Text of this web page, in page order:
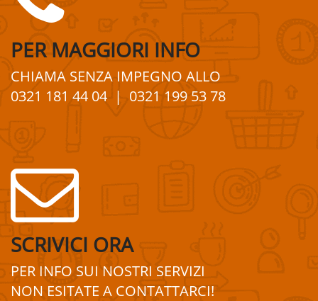
PERMAGGIORI INFO
CHIAMA SENZA IMPEGNOALLO
0321 181 44 04 | 0321 199 53 78
SCRIVICI ORA
PER INFO SUINOSTRI SERVIZI
NON ESITATE A CONTATTARCI!